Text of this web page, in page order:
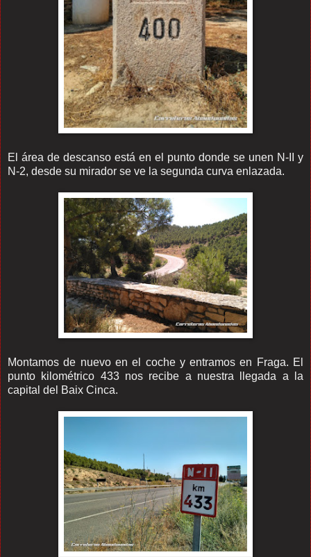
El área de descanso está en el punto donde se unen N-II y
N-2, desde su mirador se ve la segunda curva enlazada.
Montamos de nuevo en el coche y entramos en Fraga. El
punto kilométrico 433 nos recibe a nuestra llegada a la
capital del Baix Cinca.